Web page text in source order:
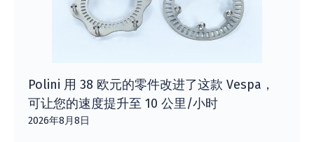
Polini 用 38 欧元的零件改进了这款 Vespa，
可让您的速度提升至 10 公里/小时
2026年8月8日